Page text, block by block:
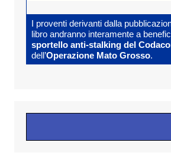
I proventi derivanti dalla
libro andranno interamente a
sportello anti-stalking del
dell’Operazione Mato Grosso.